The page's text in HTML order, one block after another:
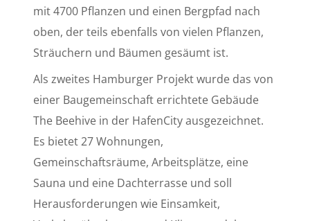
mit 4700 Pflanzen und einen Bergpfad nach
oben, der teils ebenfalls von vielen Pflanzen,
Sträuchern und Bäumen gesäumt ist.
Als zweites Hamburger Projekt wurde das von
einer Baugemeinschaft errichtete Gebäude
The Beehive in der HafenCity ausgezeichnet.
Es bietet 27 Wohnungen,
Gemeinschaftsräume, Arbeitsplätze, eine
Sauna und eine Dachterrasse und soll
Herausforderungen wie Einsamkeit,